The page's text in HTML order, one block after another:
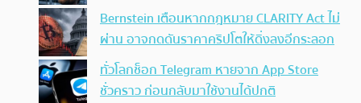
Bernstein เตือนหากกฎหมาย CLARITY Act ไม่
ผ่าน อาจกดดันราคาคริปโตให้ดิ่งลงอีกระลอก
ทั่วโลกช็อก Telegram หายจาก App Store
ชั่วคราว ก่อนกลับมาใช้งานได้ปกติ